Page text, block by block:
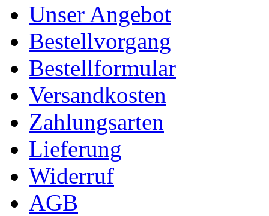
Unser Angebot
Bestellvorgang
Bestellformular
Versandkosten
Zahlungsarten
Lieferung
Widerruf
AGB